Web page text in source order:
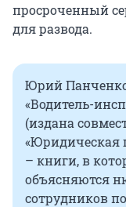
просроченный
для развода.
Юрий Панченко
«Водитель-
(издана
«Юридическая
– книги, в
объясняются
сотрудников